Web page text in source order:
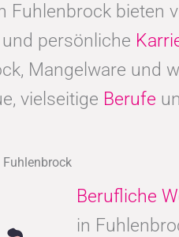
Fuhlenbrock bieten
persönliche
Mangelware und
vielseitige Berufe
Berufliche
in